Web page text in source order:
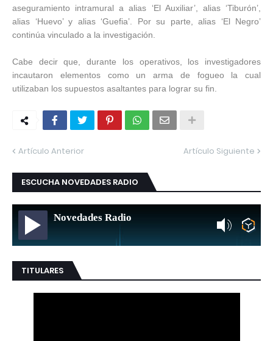
aseguramiento intramural a alias ‘El Auxiliar’, alias ‘Tiburón’,
alias ‘Huevo’ y alias ‘Guefia’. Por su parte, alias ‘El Negro’
continúa vinculado a la investigación.
Cabe decir que, durante los operativos, los investigadores
incautaron elementos como un arma de fogueo la cual
utilizaban los supuestos asaltantes para lograr su fin.
Artículo Anterior Artículo Siguiente
ESCUCHA NOVEDADES RADIO
Novedades Radio
TITULARES